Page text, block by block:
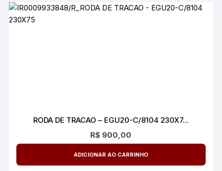
RODA DE TRACAO – EGU20-C/8104 230X7...
R$ 900,00
ADICIONAR AO CARRINHO